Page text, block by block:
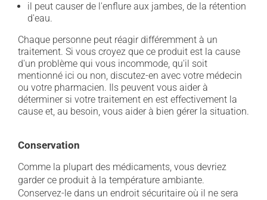
il peut causer de l'enflure aux jambes, de la rétention
d'eau.
Chaque personne peut réagir différemment à un
traitement. Si vous croyez que ce produit est la cause
d'un problème qui vous incommode, qu'il soit
mentionné ici ou non, discutez-en avec votre médecin
ou votre pharmacien. Ils peuvent vous aider à
déterminer si votre traitement en est effectivement la
cause et, au besoin, vous aider à bien gérer la situation.
Conservation
Comme la plupart des médicaments, vous devriez
garder ce produit à la température ambiante.
Conservez-le dans un endroit sécuritaire où il ne sera